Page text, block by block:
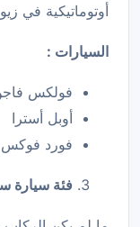
أوتوماتيكية في
السيارات :
فولكس
أوبل أسترا
فورد فوكس
فئة سيارة